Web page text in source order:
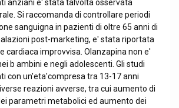
anziani e' stata talvolta osservata
Si raccomanda di controllare periodi
sanguigna in pazienti di oltre 65 anni di
post-marketing, e' stata riportata
cardiaca improvvisa. Olanzapina non e'
b ambini e negli adolescenti. Gli studi
con un'eta'compresa tra 13-17 anni
reazioni avverse, tra cui aumento di
parametri metabolici ed aumento dei